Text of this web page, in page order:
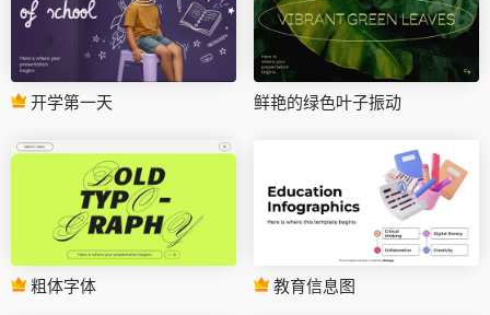
开学第一天 鲜艳的绿色叶子振动
粗体字体 教育信息图